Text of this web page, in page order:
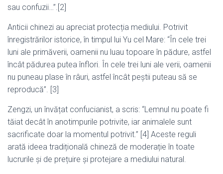
sau confuzii…”.[2]
Anticii chinezi au apreciat protecția mediului. Potrivit
înregistrărilor istorice, în timpul lui Yu cel Mare: “În cele trei
luni ale primăverii, oamenii nu luau topoare în pădure, astfel
încât pădurea putea înflori. În cele trei luni ale verii, oamenii
nu puneau plase în râuri, astfel încât peștii puteau să se
reproducă”. [3]
Zengzi, un învățat confucianist, a scris: “Lemnul nu poate fi
tăiat decât în ​​anotimpurile potrivite, iar animalele sunt
sacrificate doar la momentul potrivit.” [4] Aceste reguli
arată ideea tradițională chineză de moderație în toate
lucrurile și de prețuire și protejare a mediului natural.